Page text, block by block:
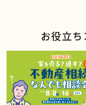
お役立